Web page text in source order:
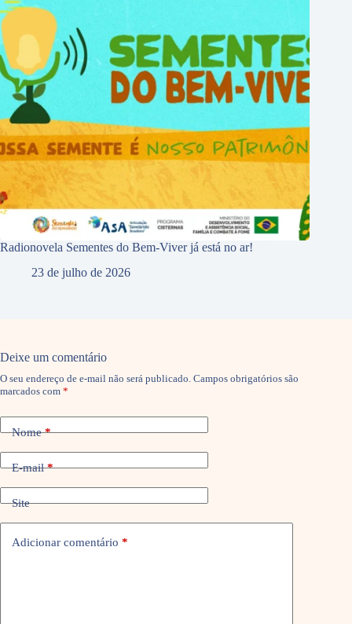
Radionovela Sementes do Bem-Viver já está no ar!
23 de julho de 2026
Deixe um comentário
O seu endereço de e-mail não será publicado. Campos obrigatórios são
marcados com *
Nome*
E-mail*
Site
Adicionar comentário *